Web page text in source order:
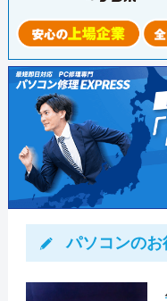
パソコンのお